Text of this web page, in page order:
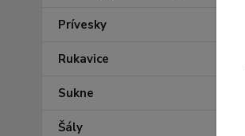
Prívesky
Rukavice
Sukne
Šály